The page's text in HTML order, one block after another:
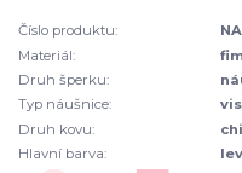
Číslo produktu:
Materiál:
Druh šperku:
Typ náušnice:
Druh kovu:
Hlavní barva: